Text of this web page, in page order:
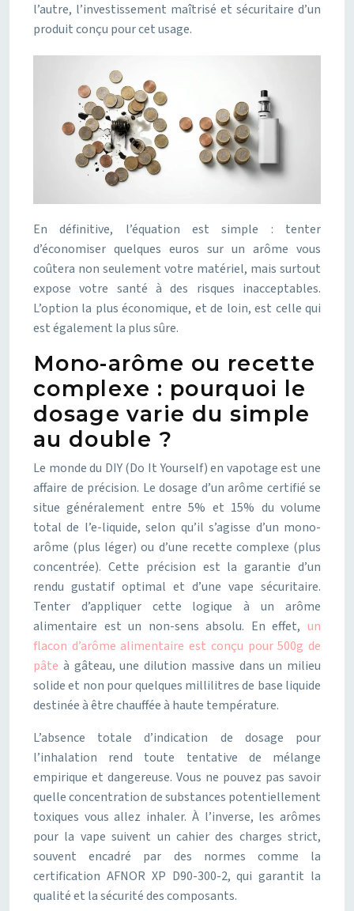
l’autre, l’investissement maîtrisé et sécuritaire d’un
produit conçu pour cet usage.
En définitive, l’équation est simple : tenter
d’économiser quelques euros sur un arôme vous
coûtera non seulement votre matériel, mais surtout
expose votre santé à des risques inacceptables.
L’option la plus économique, et de loin, est celle qui
est également la plus sûre.
Mono-arôme ou recette
complexe : pourquoi le
dosage varie du simple
au double ?
Le monde du DIY (Do It Yourself) en vapotage est une
affaire de précision. Le dosage d’un arôme certifié se
situe généralement entre 5% et 15% du volume
total de l’e-liquide, selon qu’il s’agisse d’un mono-
arôme (plus léger) ou d’une recette complexe (plus
concentrée). Cette précision est la garantie d’un
rendu gustatif optimal et d’une vape sécuritaire.
Tenter d’appliquer cette logique à un arôme
alimentaire est un non-sens absolu. En effet, un
flacon d’arôme alimentaire est conçu pour 500g de
pâte à gâteau, une dilution massive dans un milieu
solide et non pour quelques millilitres de base liquide
destinée à être chauffée à haute température.
L’absence totale d’indication de dosage pour
l’inhalation rend toute tentative de mélange
empirique et dangereuse. Vous ne pouvez pas savoir
quelle concentration de substances potentiellement
toxiques vous allez inhaler. À l’inverse, les arômes
pour la vape suivent un cahier des charges strict,
souvent encadré par des normes comme la
certification AFNOR XP D90-300-2, qui garantit la
qualité et la sécurité des composants.